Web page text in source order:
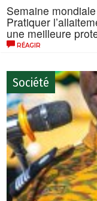
Semaine
Pratiquer
une meilleure
RÉAGIR
Société